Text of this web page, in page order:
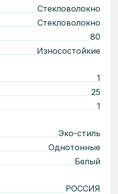
Стекловолокно
Стекловолокно
80
Износостойкие
1
25
1
Эко-стиль
Однотонные
Белый
РОССИЯ